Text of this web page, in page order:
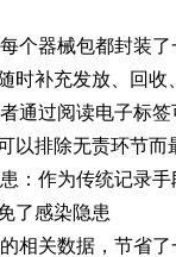
个器械包都封装
时补充发放、回收
通过阅读电子标
以排除无责环节
：作为传统记录
了感染隐患
相关数据，节省